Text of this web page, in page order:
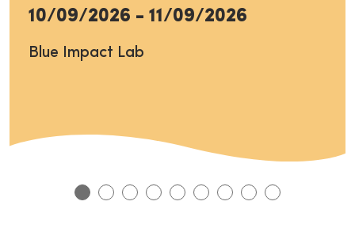
10/09/2026 - 11/09/2026
Blue Impact Lab